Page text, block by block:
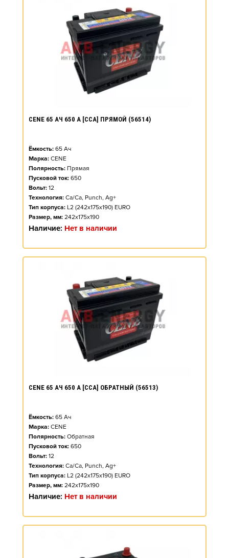
CENE 65 АЧ 650 А [CCA] ПРЯМОЙ (56514)
Ёмкость: 65 Ач
Марка: CENE
Полярность: Прямая
Пусковой ток: 650
Вольт: 12
Технология: Ca/Ca, Punch, Ag+
Тип корпуса: L2 (242x175x190) EURO
Размер, мм: 242x175x190
Наличие: Нет в наличии
CENE 65 АЧ 650 А [CCA] ОБРАТНЫЙ (56513)
Ёмкость: 65 Ач
Марка: CENE
Полярность: Обратная
Пусковой ток: 650
Вольт: 12
Технология: Ca/Ca, Punch, Ag+
Тип корпуса: L2 (242x175x190) EURO
Размер, мм: 242x175x190
Наличие: Нет в наличии